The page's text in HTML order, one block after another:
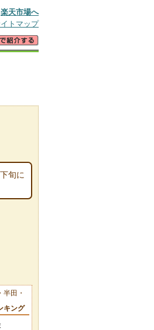
楽天市場へ
トマップ
旬に
田・
キング